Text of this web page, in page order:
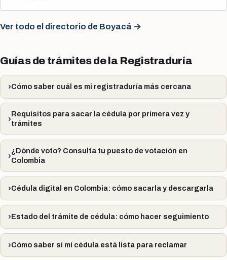
Ver todo el directorio de Boyacá →
Guías de trámites de la Registraduría
Cómo saber cuál es mi registraduría más cercana
Requisitos para sacar la cédula por primera vez y
trámites
¿Dónde voto? Consulta tu puesto de votación en
Colombia
Cédula digital en Colombia: cómo sacarla y descargarla
Estado del trámite de cédula: cómo hacer seguimiento
Cómo saber si mi cédula está lista para reclamar